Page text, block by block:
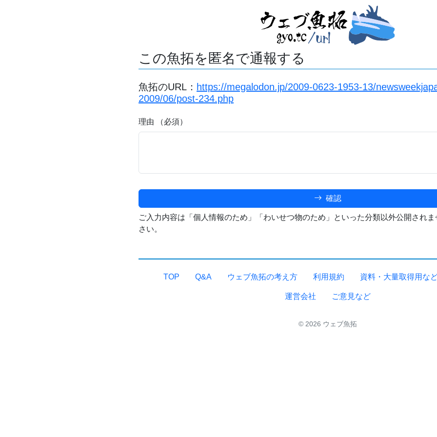
この魚拓を匿名で通報する
魚拓のURL： https://megalodon.jp/2009-0623-1953-13/
2009/06/post-234.php
理由 （必須）
確認
ご入力内容は「個人情報のため」「わいせつ物のため」といった分類以外公開され
さい。
TOP Q&A ウェブ魚拓の考え方 利用規約 資料・大量取得用な
運営会社 ご意見など
© 2026 ウェブ魚拓